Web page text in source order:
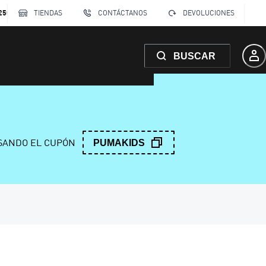
TIENDAS CONTÁCTANOS DEVOLUCIONES
BUSCAR
EL CUPÓN PUMAKIDS